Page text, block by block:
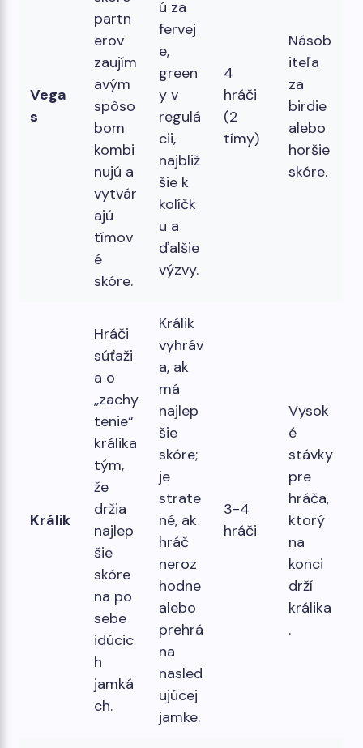
Vega
s
partn
erov
zaujím
avým
spôso
bom
kombi
nujú a
vytvár
ajú
tímov
é
skóre.
ú za
fervej
e,
green
y v
regulá
cii,
najbliž
šie k
kolíčk
u a
ďalšie
výzvy.
4
hráči
(2
tímy)
Násob
iteľa
za
birdie
alebo
horšie
skóre.
Králik
Hráči
súťaži
a o
„zachy
tenie“
králika
tým,
že
držia
najlep
šie
skóre
na po
sebe
idúcic
h
jamká
ch.
Králik
vyhráv
a, ak
má
najlep
šie
skóre;
je
strate
né, ak
hráč
neroz
hodne
alebo
prehrá
na
nasled
ujúcej
jamke.
3-4
hráči
Vysok
é
stávky
pre
hráča,
ktorý
na
konci
drží
králika
.